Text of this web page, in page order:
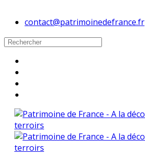
contact@patrimoinedefrance.fr